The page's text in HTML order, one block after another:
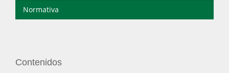
Normativa
Contenidos